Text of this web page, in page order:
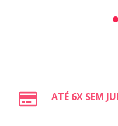
ATÉ 6X SEM